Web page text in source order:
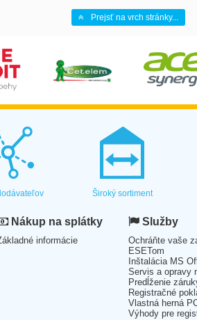
Prejsť na vrch stránky...
Široký sortiment
Nákup na splátky
informácie
Služby
Ochráňte vaše
ESETom
Inštalácia MS
Servis a opravy
Predĺženie
Registračné
Vlastná herná
Výhody pre